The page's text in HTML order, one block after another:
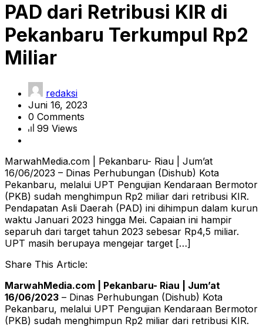
PAD dari Retribusi KIR di
Pekanbaru Terkumpul Rp2
Miliar
redaksi
Juni 16, 2023
0 Comments
99 Views
MarwahMedia.com | Pekanbaru- Riau | Jum’at
16/06/2023 – Dinas Perhubungan (Dishub) Kota
Pekanbaru, melalui UPT Pengujian Kendaraan Bermotor
(PKB) sudah menghimpun Rp2 miliar dari retribusi KIR.
Pendapatan Asli Daerah (PAD) ini dihimpun dalam kurun
waktu Januari 2023 hingga Mei. Capaian ini hampir
separuh dari target tahun 2023 sebesar Rp4,5 miliar.
UPT masih berupaya mengejar target […]
Share This Article:
MarwahMedia.com | Pekanbaru- Riau | Jum’at
16/06/2023 – Dinas Perhubungan (Dishub) Kota
Pekanbaru, melalui UPT Pengujian Kendaraan Bermotor
(PKB) sudah menghimpun Rp2 miliar dari retribusi KIR.